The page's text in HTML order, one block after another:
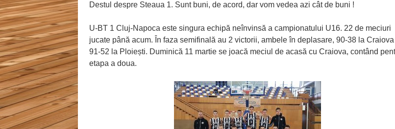
Destul despre Steaua 1. Sunt buni, de acord, dar vom vedea azi cât de buni !
U-BT 1 Cluj-Napoca este singura echipă neînvinsă a campionatului U16. 22 de meciuri
jucate până acum. În faza semifinală au 2 victorii, ambele în deplasare, 90-38 la Craiova
91-52 la Ploiești. Duminică 11 martie se joacă meciul de acasă cu Craiova, contând
etapa a doua.